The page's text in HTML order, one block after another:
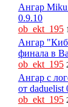
Ангар Miku
0.9.10
ob_ekt_195
Ангар
финала в
ob_ekt_195
Ангар с
от daduelist
ob_ekt_195